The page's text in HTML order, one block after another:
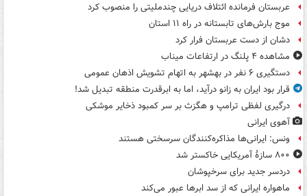
عربستان فرمانده ائتلاف دریایی چندملیتی را منصوب کرد
موج بارش‌های تابستانه در راه ۱۱ استان
دشان از دست عربستان فرار کرد
مشاهده ۴ پلنگ در ارتفاعات میناب
دستگیری ۶ نفر در بهشهر به اتهام تشویش اذهان عمومی
قرار بود ایران به زانو درآید، اما به ابرقدرت منطقه تبدیل شد!
درگیری لفظی ترامپ و هگزث بر سر کمبود ذخایر موشکی
آهوی ایرانی
ونس: ایرانی‌ها مذاکره‌کنندگان سرسختی هستند
۸۰۰ سازۀ آمریکایی خاکستر شد
دردسر جدید برای سرخپوشان
ماهواره ایرانی که از سد ابرها عبور می‌کند